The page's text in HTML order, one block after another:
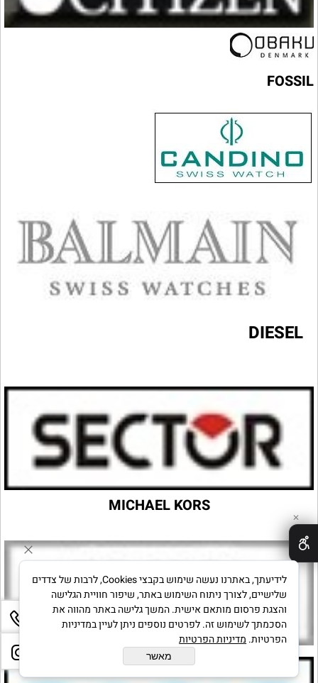
FOSSIL
DIESEL
MICHAEL KORS
✕
לידיעתך, באתרנו נעשה שימוש בקבצי Cookies, לרבות של צדדים
שלישיים, לצורך ניתוח השימוש באתר, שיפור חוויית הגלישה
והצגת פרסום מותאם אישית. המשך גלישה באתר מהווה את
הסכמתך לשימוש זה. לפרטים נוספים ניתן לעיין במדיניות
הפרטיות. מדיניות הפרטיות
מאשר